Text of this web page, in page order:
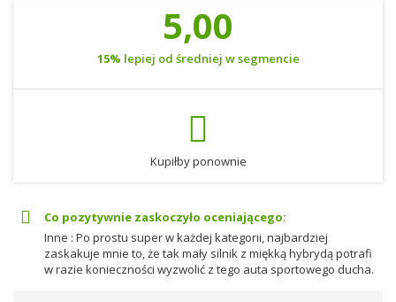
5,00
15% lepiej od średniej w segmencie
Kupiłby ponownie
Co pozytywnie zaskoczyło oceniającego:
Inne : Po prostu super w każdej kategorii, najbardziej
zaskakuje mnie to, że tak mały silnik z miękką hybrydą potrafi
w razie konieczności wyzwolić z tego auta sportowego ducha.